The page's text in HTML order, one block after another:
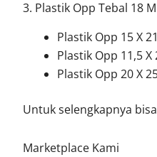
3. Plastik Opp Tebal 18
Plastik Opp 15 X
Plastik Opp 11,5 X
Plastik Opp 20 X
Untuk selengkapnya
Marketplace Kami